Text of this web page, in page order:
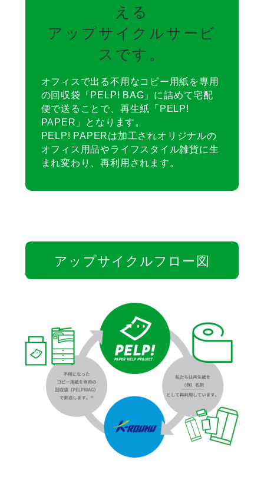
える
アップサイクルサービ
スです。
オフィスで出る不用なコピー用紙を専用
の回収袋「PELP! BAG」に詰めて宅配
便で送ることで、再生紙「PELP!
PAPER」となります。
PELP! PAPERは加工されオリジナルの
オフィス用品やライフスタイル雑貨に生
まれ変わり、再利用されます。
アップサイクルフロー図